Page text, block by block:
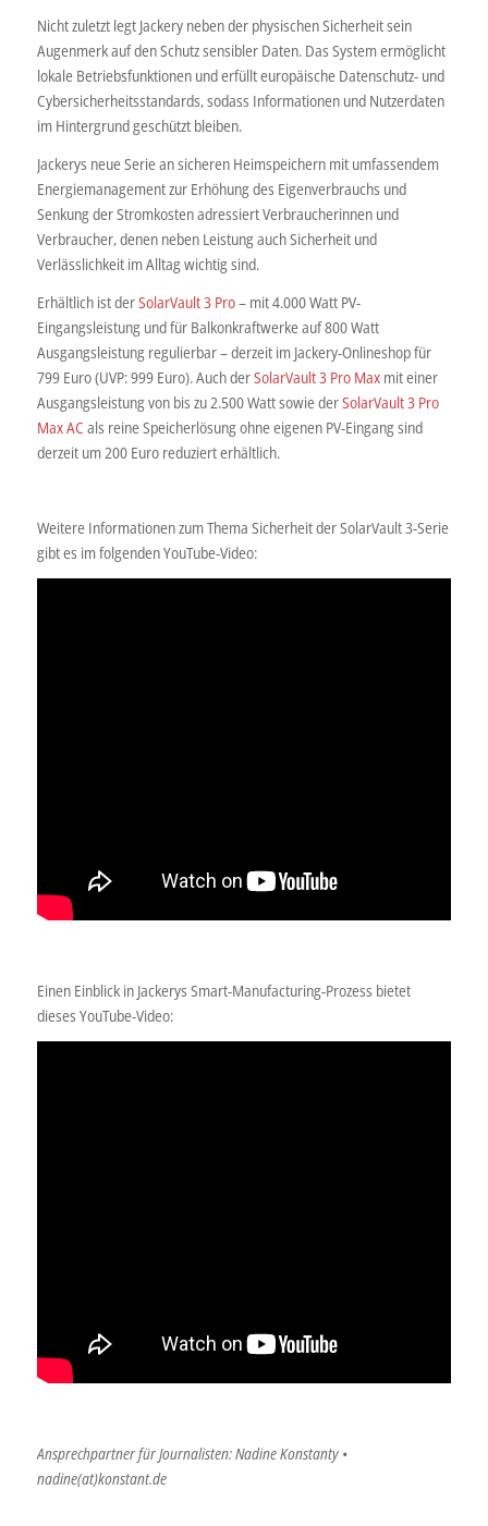
Nicht zuletzt legt Jackery neben der physischen Sicherheit sein
Augenmerk auf den Schutz sensibler Daten. Das System ermöglicht
lokale Betriebsfunktionen und erfüllt europäische Datenschutz- und
Cybersicherheitsstandards, sodass Informationen und Nutzerdaten
im Hintergrund geschützt bleiben.
Jackerys neue Serie an sicheren Heimspeichern mit umfassendem
Energiemanagement zur Erhöhung des Eigenverbrauchs und
Senkung der Stromkosten adressiert Verbraucherinnen und
Verbraucher, denen neben Leistung auch Sicherheit und
Verlässlichkeit im Alltag wichtig sind.
Erhältlich ist derSolarVault 3 Pro– mit 4.000 Watt PV-
Eingangsleistung und für Balkonkraftwerke auf 800 Watt
Ausgangsleistung regulierbar – derzeit im Jackery-Onlineshop für
799 Euro (UVP: 999 Euro). Auch derSolarVault 3 Pro Maxmit einer
Ausgangsleistung von bis zu 2.500 Watt sowie derSolarVault 3 Pro
Max AC als reine Speicherlösung ohne eigenen PV-Eingang sind
derzeit um 200 Euro reduziert erhältlich.
Weitere Informationen zum Thema Sicherheit der SolarVault 3-Serie
gibt es im folgenden YouTube-Video:
Einen Einblick in Jackerys Smart-Manufacturing-Prozess bietet
dieses YouTube-Video:
Ansprechpartner für Journalisten: Nadine Konstanty •
nadine(at)konstant.de